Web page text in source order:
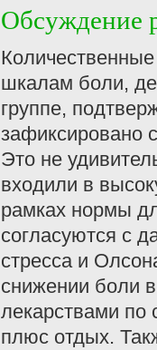
Обсуждение
шкалам боли,
группе,
зафиксировано
Это не
входили в
рамках нормы
согласуются с
стресса и
снижении боли
лекарствами по
плюс отдых.